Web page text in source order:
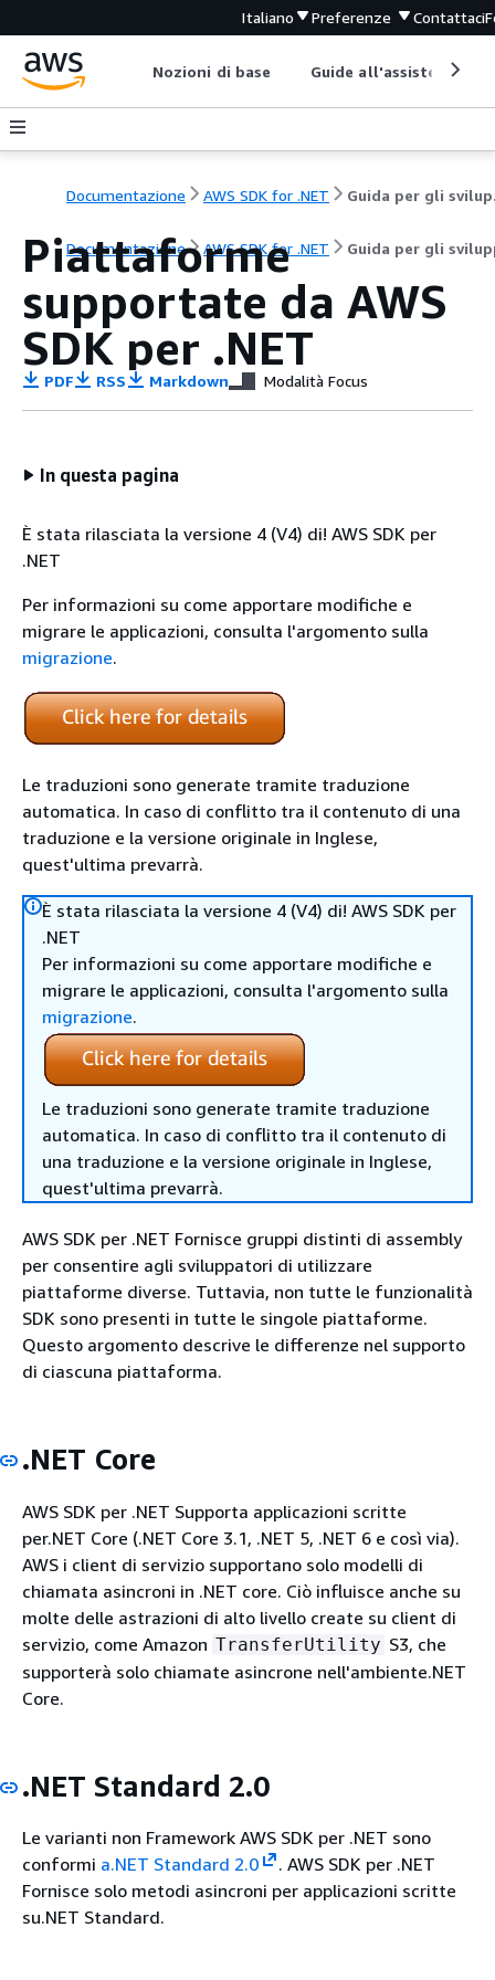
Italiano Preferenze Contattaci
Nozioni di base Guide all'assistenza
Documentazione AWS SDK for .NET
Documentazione AWS SDK for .NET Guida per gli
Piattaforme
supportate da AWS
SDK per .NET
PDF RSS Markdown Modalità Focus
In questa pagina
È stata rilasciata la versione 4 (V4) di! AWS SDK per
.NET
Per informazioni su come apportare modifiche e
migrare le applicazioni, consulta l'argomento sulla
migrazione.
Le traduzioni sono generate tramite traduzione
automatica. In caso di conflitto tra il contenuto di una
traduzione e la versione originale in Inglese,
quest'ultima prevarrà.
È stata rilasciata la versione 4 (V4) di! AWS SDK per
.NET
Per informazioni su come apportare modifiche e
migrare le applicazioni, consulta l'argomento sulla
migrazione.
Le traduzioni sono generate tramite traduzione
automatica. In caso di conflitto tra il contenuto di
una traduzione e la versione originale in Inglese,
quest'ultima prevarrà.
AWS SDK per .NET Fornisce gruppi distinti di assembly
per consentire agli sviluppatori di utilizzare
piattaforme diverse. Tuttavia, non tutte le funzionalità
SDK sono presenti in tutte le singole piattaforme.
Questo argomento descrive le differenze nel supporto
di ciascuna piattaforma.
.NET Core
AWS SDK per .NET Supporta applicazioni scritte
per.NET Core (.NET Core 3.1, .NET 5, .NET 6 e così via).
AWS i client di servizio supportano solo modelli di
chiamata asincroni in .NET core. Ciò influisce anche su
molte delle astrazioni di alto livello create su client di
servizio, come Amazon TransferUtility S3, che
supporterà solo chiamate asincrone nell'ambiente.NET
Core.
.NET Standard 2.0
Le varianti non Framework AWS SDK per .NET sono
conformi a.NET Standard 2.0
. AWS SDK per .NET
Fornisce solo metodi asincroni per applicazioni scritte
su.NET Standard.